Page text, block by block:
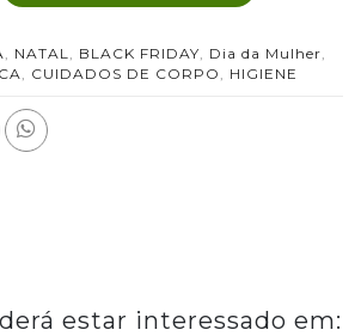
NATAL BLACK FRIDAY Dia da Mulher
CUIDADOS DE CORPO HIGIENE
estar interessado em: